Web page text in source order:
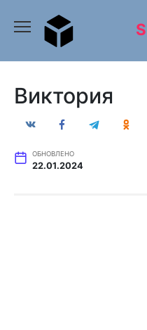
содержанию
Виктория
ОБНОВЛЕНО
22.01.2024